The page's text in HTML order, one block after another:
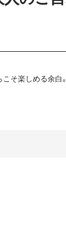
こそ楽しめる余白